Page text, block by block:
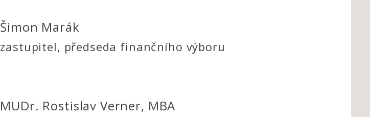
Šimon Marák
zastupitel, předseda finančního výboru
MUDr. Rostislav Verner, MBA